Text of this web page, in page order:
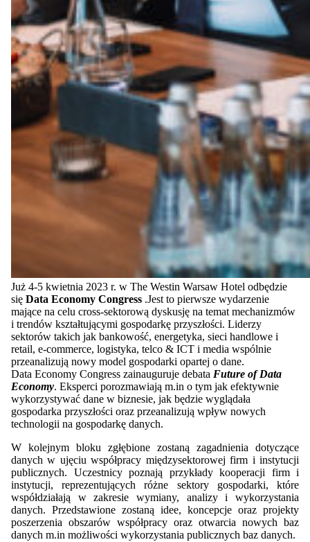
Już 4-5 kwietnia 2023 r. w The Westin Warsaw Hotel odbędzie
się Data Economy Congress .Jest to pierwsze wydarzenie
mające na celu cross-sektorową dyskusję na temat mechanizmów
i trendów kształtującymi gospodarkę przyszłości. Liderzy
sektorów takich jak bankowość, energetyka, sieci handlowe i
retail, e-commerce, logistyka, telco & ICT i media wspólnie
przeanalizują nowy model gospodarki opartej o dane.
Data Economy Congress zainauguruje debata Future of Data
Economy. Eksperci porozmawiają m.in o tym jak efektywnie
wykorzystywać dane w biznesie, jak będzie wyglądała
gospodarka przyszłości oraz przeanalizują wpływ nowych
technologii na gospodarkę danych.
W kolejnym bloku zgłębione zostaną zagadnienia dotyczące
danych w ujęciu współpracy międzysektorowej firm i instytucji
publicznych. Uczestnicy poznają przykłady kooperacji firm i
instytucji, reprezentujących różne sektory gospodarki, które
współdziałają w zakresie wymiany, analizy i wykorzystania
danych. Przedstawione zostaną idee, koncepcje oraz projekty
poszerzenia obszarów współpracy oraz otwarcia nowych baz
danych m.in możliwości wykorzystania publicznych baz danych.